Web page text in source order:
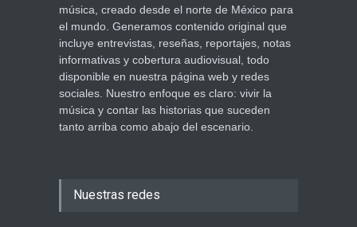
música, creado desde el norte de México para
el mundo. Generamos contenido original que
incluye entrevistas, reseñas, reportajes, notas
informativas y cobertura audiovisual, todo
disponible en nuestra página web y redes
sociales. Nuestro enfoque es claro: vivir la
música y contar las historias que suceden
tanto arriba como abajo del escenario.
Nuestras redes